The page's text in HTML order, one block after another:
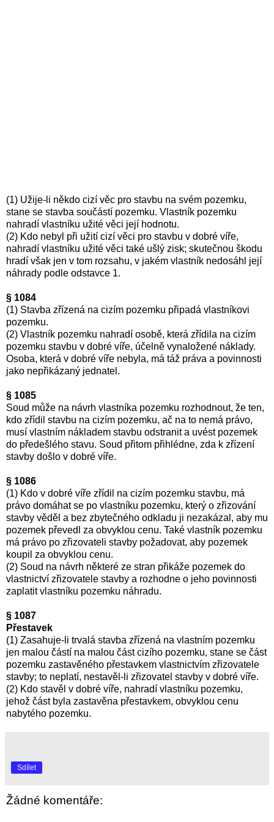
(1) Užije-li někdo cizí věc pro stavbu na svém pozemku,
stane se stavba součástí pozemku. Vlastník pozemku
nahradí vlastníku užité věci její hodnotu.
(2) Kdo nebyl při užití cizí věci pro stavbu v dobré víře,
nahradí vlastníku užité věci také ušlý zisk; skutečnou škodu
hradí však jen v tom rozsahu, v jakém vlastník nedosáhl její
náhrady podle odstavce 1.
§ 1084
(1) Stavba zřízená na cizím pozemku připadá vlastníkovi
pozemku.
(2) Vlastník pozemku nahradí osobě, která zřídila na cizím
pozemku stavbu v dobré víře, účelně vynaložené náklady.
Osoba, která v dobré víře nebyla, má táž práva a povinnosti
jako nepřikázaný jednatel.
§ 1085
Soud může na návrh vlastníka pozemku rozhodnout, že ten,
kdo zřídil stavbu na cizím pozemku, ač na to nemá právo,
musí vlastním nákladem stavbu odstranit a uvést pozemek
do předešlého stavu. Soud přitom přihlédne, zda k zřízení
stavby došlo v dobré víře.
§ 1086
(1) Kdo v dobré víře zřídil na cizím pozemku stavbu, má
právo domáhat se po vlastníku pozemku, který o zřizování
stavby věděl a bez zbytečného odkladu ji nezakázal, aby mu
pozemek převedl za obvyklou cenu. Také vlastník pozemku
má právo po zřizovateli stavby požadovat, aby pozemek
koupil za obvyklou cenu.
(2) Soud na návrh některé ze stran přikáže pozemek do
vlastnictví zřizovatele stavby a rozhodne o jeho povinnosti
zaplatit vlastníku pozemku náhradu.
§ 1087
Přestavek
(1) Zasahuje-li trvalá stavba zřízená na vlastním pozemku
jen malou částí na malou část cizího pozemku, stane se část
pozemku zastavěného přestavkem vlastnictvím zřizovatele
stavby; to neplatí, nestavěl-li zřizovatel stavby v dobré víře.
(2) Kdo stavěl v dobré víře, nahradí vlastníku pozemku,
jehož část byla zastavěna přestavkem, obvyklou cenu
nabytého pozemku.
Sdílet
Žádné komentáře: